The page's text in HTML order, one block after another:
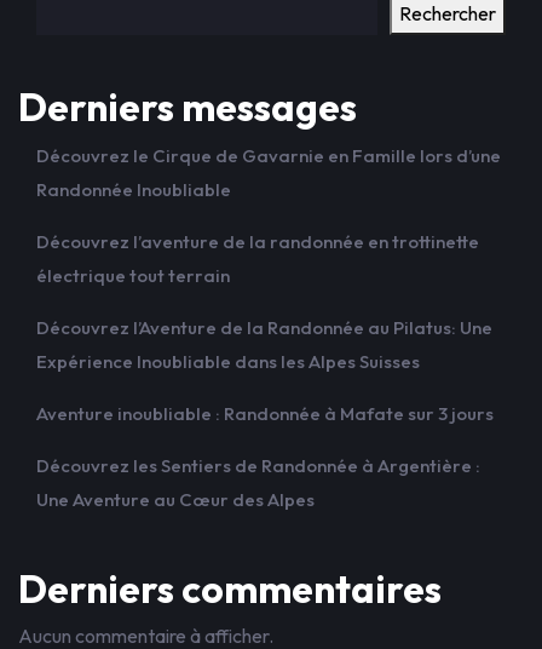
Rechercher
Derniers messages
Découvrez le Cirque de Gavarnie en Famille lors d’une
Randonnée Inoubliable
Découvrez l’aventure de la randonnée en trottinette
électrique tout terrain
Découvrez l’Aventure de la Randonnée au Pilatus: Une
Expérience Inoubliable dans les Alpes Suisses
Aventure inoubliable : Randonnée à Mafate sur 3 jours
Découvrez les Sentiers de Randonnée à Argentière :
Une Aventure au Cœur des Alpes
Derniers commentaires
Aucun commentaire à afficher.